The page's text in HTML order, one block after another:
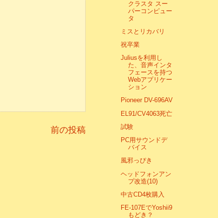
前の投稿
クラスタ スー
パーコンピュー
タ
ミスとリカバリ
祝卒業
Juliusを利用し
た、音声インタ
フェースを持つ
Webアプリケー
ション
Pioneer DV-696AV
EL91/CV4063死亡
試験
PC用サウンドデ
バイス
風邪っぴき
ヘッドフォンアン
プ改造(10)
中古CD4枚購入
FE-107EでYoshii9
もどき？